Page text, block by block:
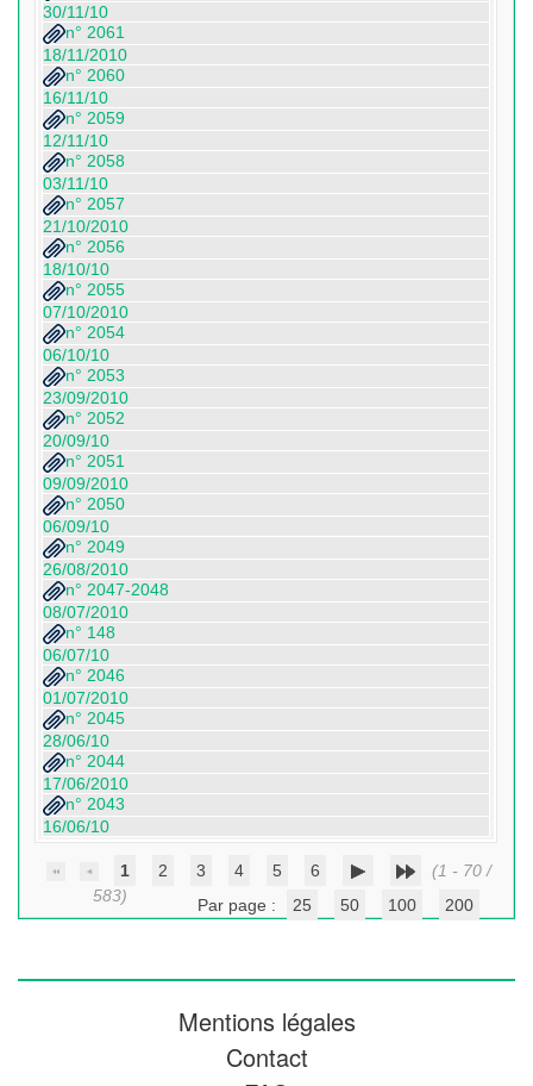
30/11/10
n° 2061
18/11/2010
n° 2060
16/11/10
n° 2059
12/11/10
n° 2058
03/11/10
n° 2057
21/10/2010
n° 2056
18/10/10
n° 2055
07/10/2010
n° 2054
06/10/10
n° 2053
23/09/2010
n° 2052
20/09/10
n° 2051
09/09/2010
n° 2050
06/09/10
n° 2049
26/08/2010
n° 2047-2048
08/07/2010
n° 148
06/07/10
n° 2046
01/07/2010
n° 2045
28/06/10
n° 2044
17/06/2010
n° 2043
16/06/10
1 2 3 4 5 6
(1 - 70 /
583)
Par page : 25 50 100 200
Mentions légales
Contact